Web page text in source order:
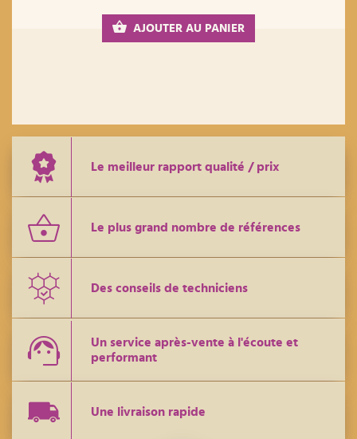
AJOUTER AU PANIER
Le meilleur rapport qualité / prix
Le plus grand nombre de références
Des conseils de techniciens
Un service après-vente à l'écoute et
performant
Une livraison rapide